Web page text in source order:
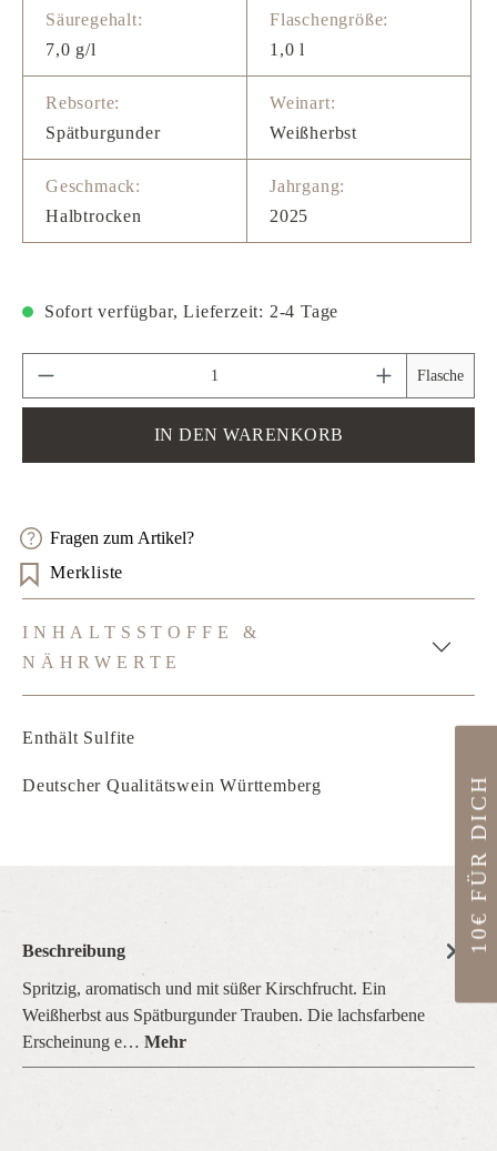
Säuregehalt:
7,0 g/l
Flaschengröße:
1,0 l
Rebsorte:
Spätburgunder
Weinart:
Weißherbst
Geschmack:
Halbtrocken
Jahrgang:
2025
Sofort verfügbar, Lieferzeit: 2-4 Tage
Produkt Anzahl: Gib den gewünschten Wert
Flasche
IN DEN WARENKORB
Fragen zum Artikel?
Merkliste
INHALTSSTOFFE &
NÄHRWERTE
Enthält Sulfite
Deutscher Qualitätswein Württemberg
Beschreibung
Spritzig, aromatisch und mit süßer Kirschfrucht. Ein
Weißherbst aus Spätburgunder Trauben. Die lachsfarbene
Erscheinung e… Mehr
10€ FÜR DICH